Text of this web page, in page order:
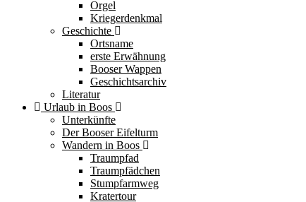
Orgel
Kriegerdenkmal
Geschichte
Ortsname
erste Erwähnung
Booser Wappen
Geschichtsarchiv
Literatur
Urlaub in Boos
Unterkünfte
Der Booser Eifelturm
Wandern in Boos
Traumpfad
Traumpfädchen
Stumpfarmweg
Kratertour